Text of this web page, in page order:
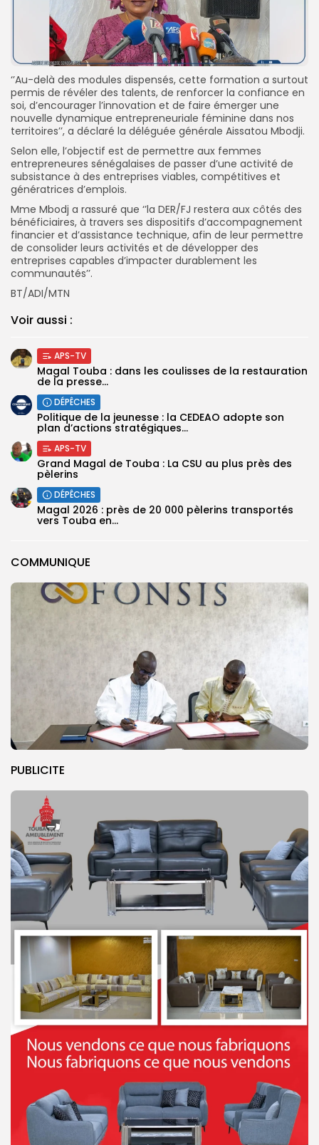
COMMUNIQUE
PUBLICITE
‘’Au-delà des modules dispensés, cette formation a surtout
permis de révéler des talents, de renforcer la confiance en
soi, d’encourager l’innovation et de faire émerger une
nouvelle dynamique entrepreneuriale féminine dans nos
territoires’’, a déclaré la déléguée générale Aissatou Mbodji.
Selon elle, l’objectif est de permettre aux femmes
entrepreneures sénégalaises de passer d’une activité de
subsistance à des entreprises viables, compétitives et
génératrices d’emplois.
Mme Mbodj a rassuré que ‘’la DER/FJ restera aux côtés des
bénéficiaires, à travers ses dispositifs d’accompagnement
financier et d’assistance technique, afin de leur permettre
de consolider leurs activités et de développer des
entreprises capables d’impacter durablement les
communautés’’.
BT/ADI/MTN
Voir aussi :
APS-TV
Magal Touba : dans les coulisses de la restauration
de la presse...
DÉPÊCHES
Politique de la jeunesse : la CEDEAO adopte son
plan d’actions stratégiques...
APS-TV
Grand Magal de Touba : La CSU au plus près des
pèlerins
DÉPÊCHES
Magal 2026 : près de 20 000 pèlerins transportés
vers Touba en...